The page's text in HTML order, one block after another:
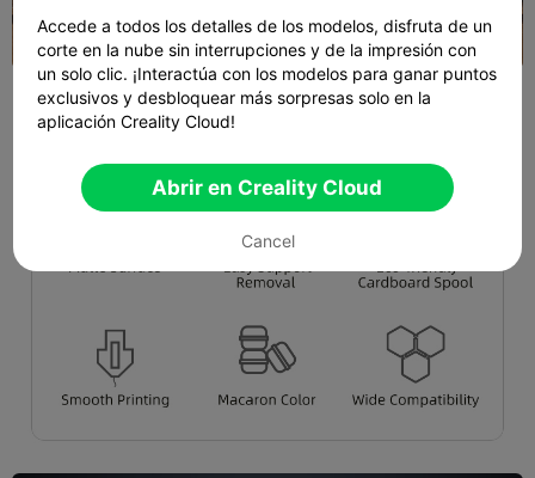
Accede a todos los detalles de los modelos, disfruta de un
corte en la nube sin interrupciones y de la impresión con
un solo clic. ¡Interactúa con los modelos para ganar puntos
exclusivos y desbloquear más sorpresas solo en la
aplicación Creality Cloud!
Abrir en Creality Cloud
Cancel